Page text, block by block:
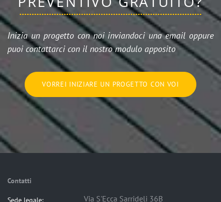
Inizia un progetto con noi inviandoci una email oppure
puoi contattarci con il nostro modulo apposito
VORREI INIZIARE UN PROGETTO CON VOI
Contatti
Sede legale: Via S'Ecca Sarrideli 36B